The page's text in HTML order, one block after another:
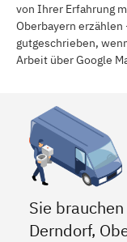
von Ihrer Erfahrung
Oberbayern
gutgeschrieben,
Arbeit über Google
Sie
Derndorf,